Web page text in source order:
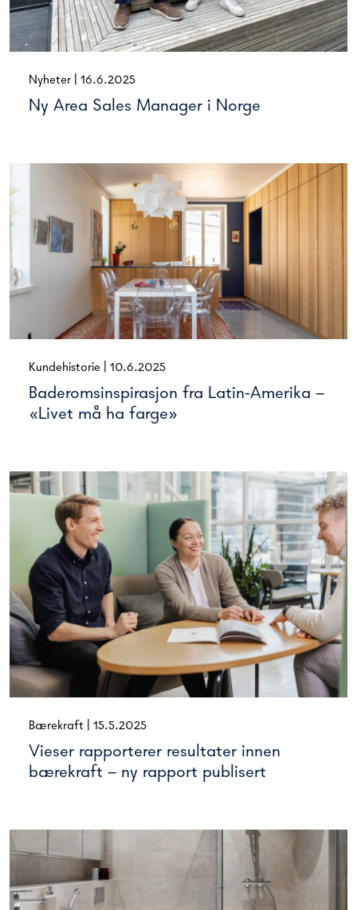
Nyheter 16.6.2025
Ny Area Sales Manager i Norge
Kundehistorie 10.6.2025
Baderomsinspirasjon fra Latin-Amerika –
«Livet må ha farge»
Bærekraft 15.5.2025
Vieser rapporterer resultater innen
bærekraft – ny rapport publisert